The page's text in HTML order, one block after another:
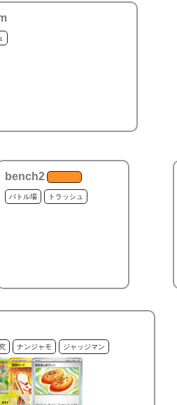
bench2
バトル場 トラッシュ
ナンジャモ ジャッジマン